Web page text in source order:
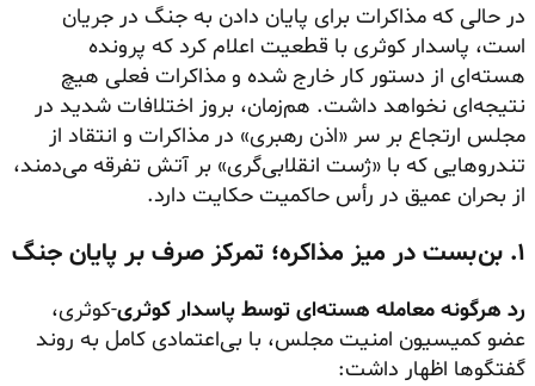
در حالی که مذاکرات برای پایان دادن به جنگ در جریان
است، پاسدار کوثری با قطعیت اعلام کرد که پرونده
هسته‌ای از دستور کار خارج شده و مذاکرات فعلی هیچ
نتیجه‌ای نخواهد داشت. هم‌زمان، بروز اختلافات شدید در
مجلس ارتجاع بر سر «اذن رهبری» در مذاکرات و انتقاد از
تندروهایی که با «ژست انقلابی‌گری» بر آتش تفرقه می‌دمند،
از بحران عمیق در رأس حاکمیت حکایت دارد.
۱. بن‌بست در میز مذاکره؛ تمرکز صرف بر پایان جنگ
رد هرگونه معامله هسته‌ای توسط پاسدار کوثری-کوثری،
عضو کمیسیون امنیت مجلس، با بی‌اعتمادی کامل به روند
گفتگوها اظهار داشت: